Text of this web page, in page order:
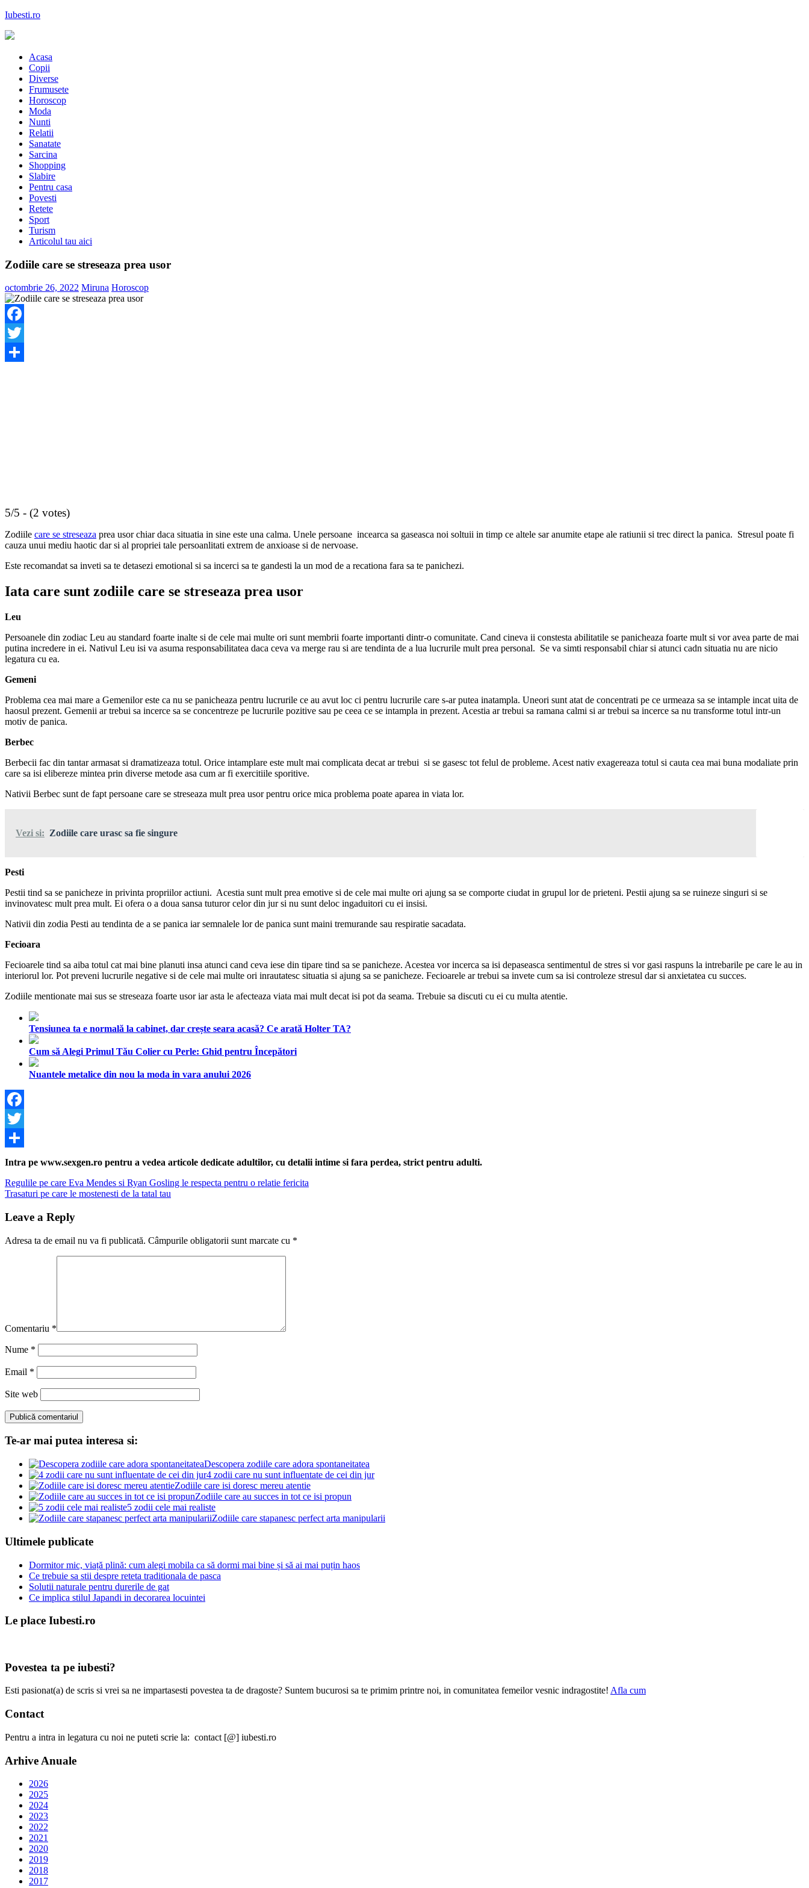
Skip
content
Iubesti.ro
Acasa
Copii
Diverse
Frumusete
Horoscop
Moda
Nunti
Relatii
Sanatate
Sarcina
Shopping
Slabire
Pentru casa
Povesti
Retete
Sport
Turism
Articolul tau aici
Zodiile care se streseaza prea usor
octombrie 26, 2022 Miruna Horoscop
Facebook
Twitter
5/5 - (2 votes)
Zodiile care se streseaza prea usor chiar daca situatia in sine este una calma. Unele persoane incearca sa gaseasca noi soltuii in timp ce altele sar anumite etape ale ratiunii si trec direct la panica. Stresul poate fi
cauza unui mediu haotic dar si al propriei tale persoanlitati extrem de anxioase si de nervoase.
Este recomandat sa inveti sa te detasezi emotional si sa incerci sa te gandesti la un mod de a recationa fara sa te panichezi.
Iata care sunt zodiile care se streseaza prea usor
Leu
Persoanele din zodiac Leu au standard foarte inalte si de cele mai multe ori sunt membrii foarte importanti dintr-o comunitate. Cand cineva ii constesta abilitatile se panicheaza foarte mult si vor avea parte de mai
putina incredere in ei. Nativul Leu isi va asuma responsabilitatea daca ceva va merge rau si are tendinta de a lua lucrurile mult prea personal. Se va simti responsabil chiar si atunci cadn situatia nu are nicio
legatura cu ea.
Gemeni
Problema cea mai mare a Gemenilor este ca nu se panicheaza pentru lucrurile ce au avut loc ci pentru lucrurile care s-ar putea inatampla. Uneori sunt atat de concentrati pe ce urmeaza sa se intample incat uita de
haosul prezent. Gemenii ar trebui sa incerce sa se concentreze pe lucrurile pozitive sau pe ceea ce se intampla in prezent. Acestia ar trebui sa ramana calmi si ar trebui sa incerce sa nu transforme totul intr-un
motiv de panica.
Berbec
Berbecii fac din tantar armasat si dramatizeaza totul. Orice intamplare este mult mai complicata decat ar trebui si se gasesc tot felul de probleme. Acest nativ exagereaza totul si cauta cea mai buna modaliate prin
care sa isi elibereze mintea prin diverse metode asa cum ar fi exercitiile sporitive.
Nativii Berbec sunt de fapt persoane care se streseaza mult prea usor pentru orice mica problema poate aparea in viata lor.
Vezi si: Zodiile care urasc sa fie singure
Pesti
Pestii tind sa se panicheze in privinta propriilor actiuni. Acestia sunt mult prea emotive si de cele mai multe ori ajung sa se comporte ciudat in grupul lor de prieteni. Pestii ajung sa se ruineze singuri si se
invinovatesc mult prea mult. Ei ofera o a doua sansa tuturor celor din jur si nu sunt deloc ingaduitori cu ei insisi.
Nativii din zodia Pesti au tendinta de a se panica iar semnalele lor de panica sunt maini tremurande sau respiratie sacadata.
Fecioara
Fecioarele tind sa aiba totul cat mai bine planuti insa atunci cand ceva iese din tipare tind sa se panicheze. Acestea vor incerca sa isi depaseasca sentimentul de stres si vor gasi raspuns la intrebarile pe care le au in
interiorul lor. Pot preveni lucrurile negative si de cele mai multe ori inrautatesc situatia si ajung sa se panicheze. Fecioarele ar trebui sa invete cum sa isi controleze stresul dar si anxietatea cu succes.
Zodiile mentionate mai sus se streseaza foarte usor iar asta le afecteaza viata mai mult decat isi pot da seama. Trebuie sa discuti cu ei cu multa atentie.
Tensiunea ta e normală la cabinet, dar crește seara acasă? Ce arată Holter TA?
Cum să Alegi Primul Tău Colier cu Perle: Ghid pentru Începători
Nuantele metalice din nou la moda in vara anului 2026
Facebook
Twitter
Share
Intra pe www.sexgen.ro pentru a vedea articole dedicate adultilor, cu detalii intime si fara perdea, strict pentru adulti.
Navigare
în
articole
Previous
Post:
Regulile pe care Eva Mendes si Ryan Gosling le respecta pentru o relatie fericita
Next
Trasaturi pe care le mostenesti de la tatal tau
Leave a Reply
Adresa ta de email nu va fi publicată. Câmpurile obligatorii sunt marcate cu *
Comentariu *
Nume *
Email *
Site web
Te-ar mai putea interesa si:
Descopera zodiile care adora spontaneitatea
4 zodii care nu sunt influentate de cei din jur
Zodiile care isi doresc mereu atentie
Zodiile care au succes in tot ce isi propun
5 zodii cele mai realiste
Zodiile care stapanesc perfect arta manipularii
Ultimele publicate
Dormitor mic, viață plină: cum alegi mobila ca să dormi mai bine și să ai mai puțin haos
Ce trebuie sa stii despre reteta traditionala de pasca
Solutii naturale pentru durerile de gat
Ce implica stilul Japandi in decorarea locuintei
Le place Iubesti.ro
Povestea ta pe iubesti?
Esti pasionat(a) de scris si vrei sa ne impartasesti povestea ta de dragoste? Suntem bucurosi sa te primim printre noi, in comunitatea femeilor vesnic indragostite! Afla cum
Contact
Pentru a intra in legatura cu noi ne puteti scrie la: contact [@] iubesti.ro
Arhive Anuale
2026
2025
2024
2023
2022
2021
2020
2019
2018
2017